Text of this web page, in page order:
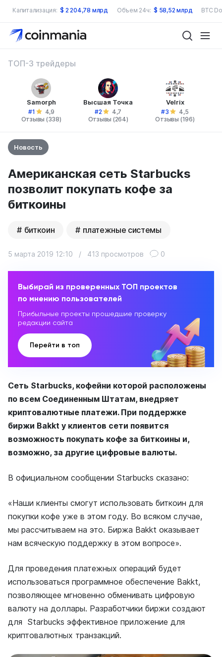
Капитализация: $ 2 204,78 млрд Объем 24ч: $ 58,52 млрд BTC
ТОП-3 трейдеры
Samorph
#1
4,9
Отзывы (338)
Высшая Точка
#2
4,7
Отзывы (264)
Velrix
#3
4,5
Отзывы (196)
Новость
Американская сеть Starbucks
позволит покупать кофе за
биткоины
биткоин платежные системы
5 марта 2019 12:10 / 413 просмотров 0
Выбирай из проверенных ТОП проектов
по мнению пользователей
Прибыльные проекты прошедшие проверку
редакции сайта
Перейти в топ
Сеть Starbucks, кофейни которой расположены
по всем Соединенным Штатам, внедряет
криптовалютные платежи. При поддержке
биржи Bakkt у клиентов сети появится
возможность покупать кофе за биткоины и,
возможно, за другие цифровые валюты.
В официальном сообщении Starbucks сказано:
«Наши клиенты смогут использовать биткоин для
покупки кофе уже в этом году. Во всяком случае,
мы рассчитываем на это. Биржа Bakkt оказывает
нам всяческую поддержку в этом вопросе».
Для проведения платежных операций будет
использоваться программное обеспечение Bakkt,
позволяющее мгновенно обменивать цифровую
валюту на доллары. Разработчики биржи создают
для Starbucks эффективное приложение для
криптовалютных транзакций.